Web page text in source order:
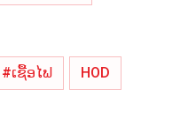
#ເຊື້ອໄຟ HOD